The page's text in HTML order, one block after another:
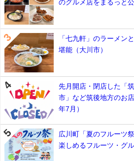
のグルメ店をまるっと
「七九軒」のラーメン
堪能（大川市）
先月開店・閉店した「
市」など筑後地方のお
年7月）
広川町「夏のフルーツ
楽しめるフルーツ・グ